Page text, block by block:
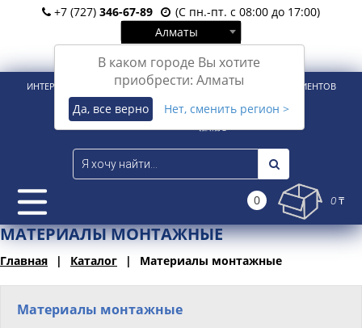
+7 (727) 346-67-89
(С пн.-пт. с 08:00 до 17:00)
Алматы
В каком городе Вы хотите
приобрести: Алматы
Да, все верно Нет, сменить регион >
Вход Регистрация
ИНТЕРНЕТ-МАГАЗИН ДЛЯ РОЗНИЧНЫХ И КОРПОРАТИВНЫХ КЛИЕНТОВ
0 0 ₸
МАТЕРИАЛЫ МОНТАЖНЫЕ
Главная Каталог Материалы монтажные
Материалы монтажные